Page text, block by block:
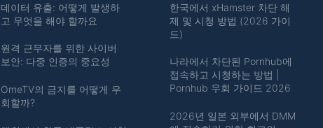
데이터 유출: 어떻게 발생하
고 무엇을 해야 할까요
원격 근무자를 위한 사이버
보안: 다중 인증의 중요성
OmeTV의 금지를 어떻게 우
회할까?
한국에서 xHamster 차단 해
제 및 시청 방법 (2026 가이
드)
나라에서 차단된 Pornhub에
접속하고 시청하는 방법 |
Pornhub 우회 가이드 2026
2026년 일본 외부에서 DMM